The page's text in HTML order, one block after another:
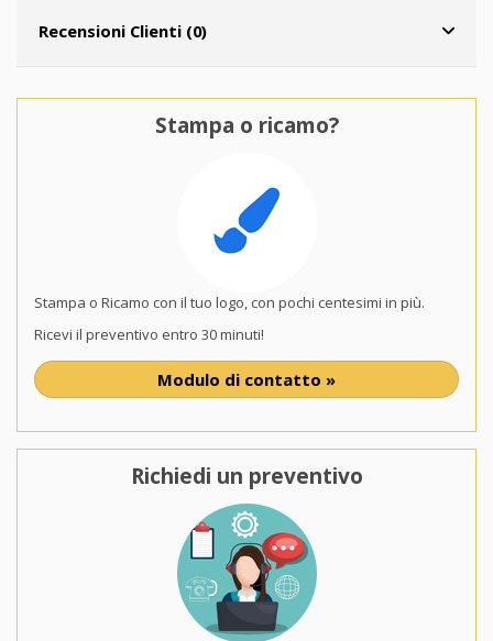
Recensioni Clienti (0)
Stampa o ricamo?
Stampa o Ricamo con il tuo logo, con pochi centesimi in più.
Ricevi il preventivo entro 30 minuti!
Modulo di contatto »
Richiedi un preventivo